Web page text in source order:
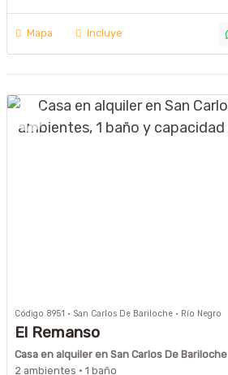
Mapa Incluye
Código 8951 · San Carlos De Bariloche · Río Negro
El Remanso
Casa en alquiler en San Carlos De Bariloche
2 ambientes · 1 baño